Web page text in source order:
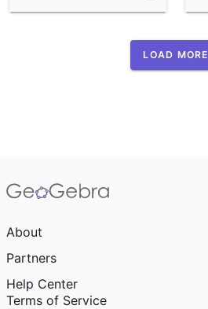
LOAD MORE
About
Partners
Help Center
Terms of Service